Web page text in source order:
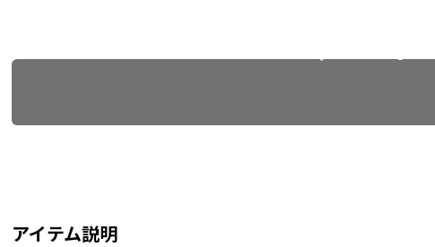
アイテム説明